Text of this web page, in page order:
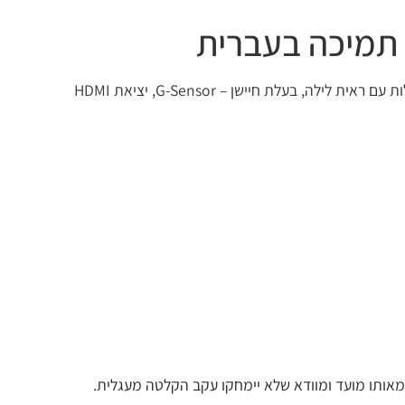
מצלמת דרך בעלת 2 עדשות עם איכות צילום של 1080P, בעלת זוית צילום רחבה – 150 מעלות, צילום פנים HD בזוית רחבה – 130 מעלות עם ראית לילה, בעלת חיישן – G-Sensor, יציאת HDMI